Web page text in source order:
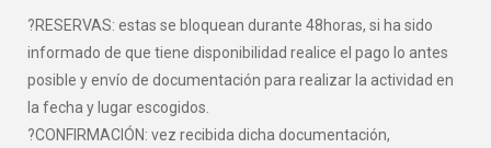
?RESERVAS: estas se bloquean durante 48horas, si ha sido
informado de que tiene disponibilidad realice el pago lo antes
posible y envío de documentación para realizar la actividad en
la fecha y lugar escogidos.
?CONFIRMACIÓN: vez recibida dicha documentación,